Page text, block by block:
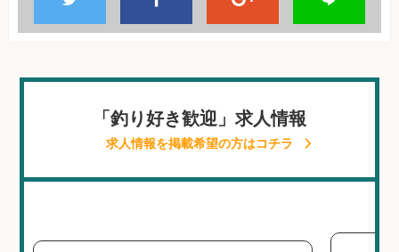
「釣り好き歓迎」求人情報
求人情報を掲載希望の方はコチラ